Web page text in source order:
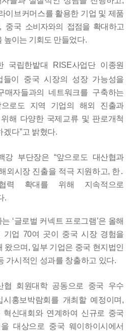
이브커머스를 활용한 기업 및 제품
, 중국 소비자와의 접점을 확대하고
높이는 기회도 만들었다.
국립한밭대 RISE사업단 이종원
들이 중국 시장의 성장 가능성을
자들과의 네트워크를 구축하는
으로도 지역 기업의 해외 진출과
해 다양한 국제교류 및 판로개척
겠다”고 밝혔다.
강 부단장은“앞으로도 대산협과
외시장 진출을 적극 지원하고, 한․
력
확대를 위해 지속적으로
.
는 ‘글로벌 커넥트 프로그램’은 올해
기업 70여 곳이 중국 시장 경험을
왔으며 , 일부 기업은 중국 현지법인
가시적인 성과를 창출하고 있다.
협 회원대학 공동으로 중국 우수
홍보박람회를 개최할 예정이며 ,
혁신대회와 연계하여 신규로 중국
대상으로 중국 웨이하이시에서